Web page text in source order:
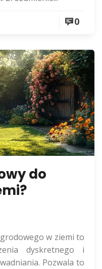
0
do
w ziemi to
dyskretnego i
Pozwala to